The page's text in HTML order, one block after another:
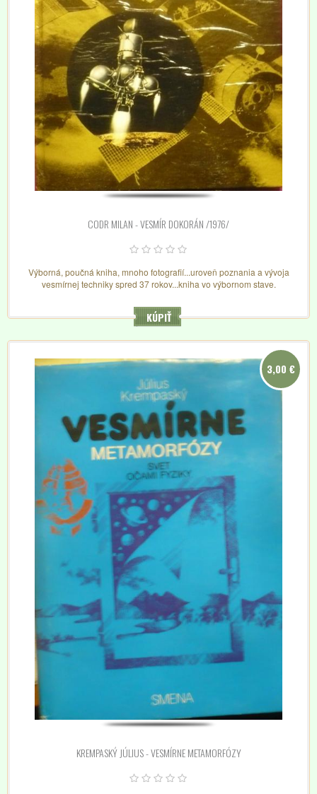
CODR MILAN - VESMÍR DOKORÁN /1976/
Výborná, poučná kniha, mnoho fotografií...uroveň poznania a vývoja
vesmírnej techniky spred 37 rokov...kniha vo výbornom stave.
KÚPIŤ
KREMPASKÝ JÚLIUS - VESMÍRNE METAMORFÓZY
3,00 €